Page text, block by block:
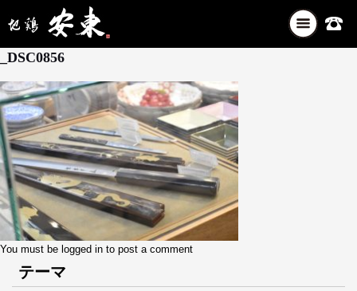
ナ
ビ
8月 26, 2025
_DSC0856
You must be logged in to post a comment
テーマ